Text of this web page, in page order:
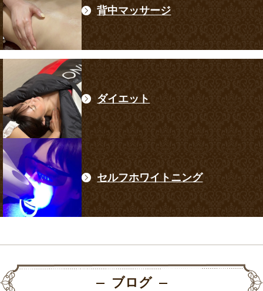
背中マッサージ
ダイエット
セルフホワイトニング
ブログ